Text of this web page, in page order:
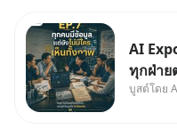
AI
ทุกฝ่ายต่
ไม่ได้โกหก แต่คนเ